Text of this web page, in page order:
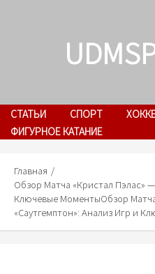
СТАТЬИ СПОРТ
ФИГУРНОЕ КАТАНИЕ
Главная
Обзор Матча «Кристал Пэлас»
Ключевые МоментыОбзор
«Саутгемптон»: Анализ Игр и